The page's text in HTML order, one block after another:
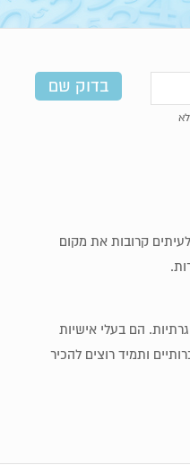
לעיתים קרובות את מקום
שגרתיות. הם בעלי אישיות
ותמיד רוצים להכיר